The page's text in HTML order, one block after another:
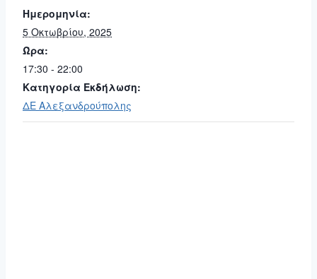
Ημερομηνία:
5 Οκτωβρίου, 2025
Ώρα:
17:30 - 22:00
Κατηγορία Εκδήλωση:
ΔΕ Αλεξανδρούπολης